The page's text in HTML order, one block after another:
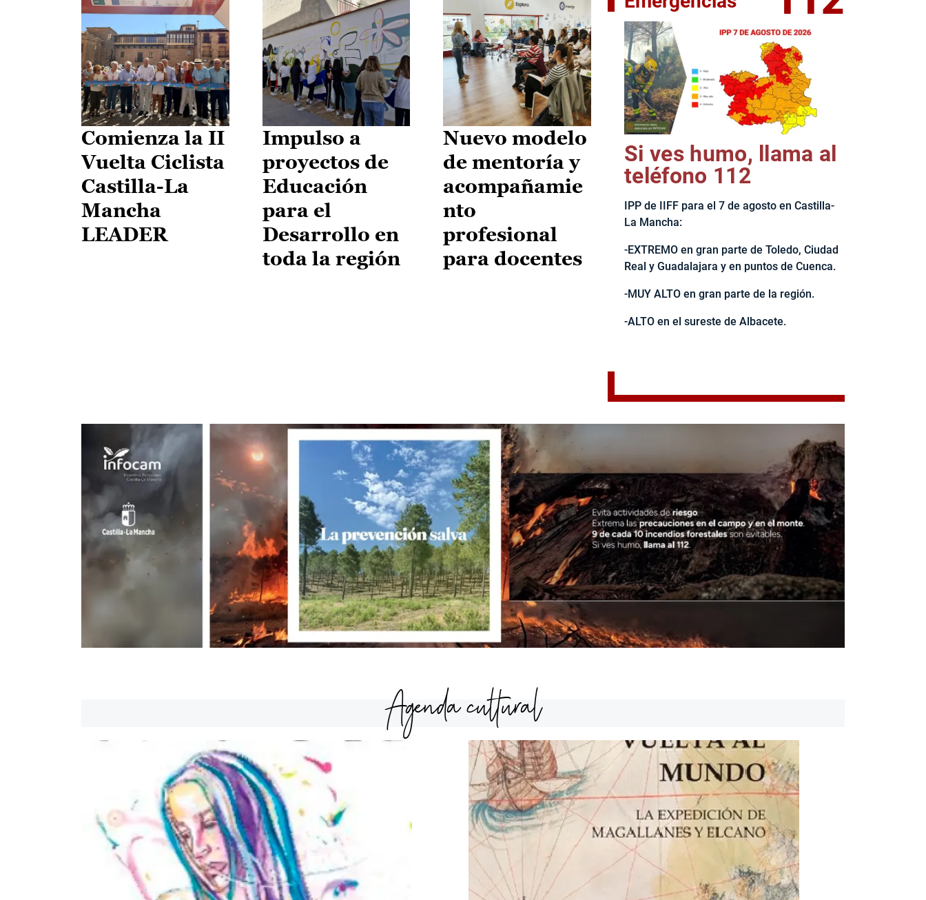
El jefe del Ejecutivo castellanomanchego, Emiliano García-
Comienza la II
Vuelta Ciclista
Castilla-La
Mancha
LEADER
Impulso a
proyectos de
Educación
para el
Desarrollo en
toda la región
Nuevo modelo
de mentoría y
acompañamie
nto
profesional
para docentes
Si ves humo, llama al
teléfono 112
IPP de IIFF para el 7 de agosto en Castilla-
La Mancha:
-EXTREMO en gran parte de Toledo, Ciudad
Real y Guadalajara y en puntos de Cuenca.
-MUY ALTO en gran parte de la región.
-ALTO en el sureste de Albacete.
Agenda cultural